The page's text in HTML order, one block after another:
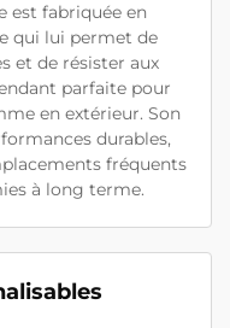
est fabriquée en
qui lui permet de
et de résister aux
parfaite pour
en extérieur. Son
durables,
fréquents
à long terme.